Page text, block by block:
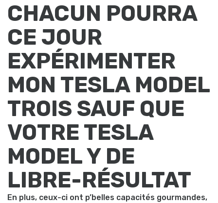
CHACUN POURRA
CE JOUR
EXPÉRIMENTER
MON TESLA MODEL
TROIS SAUF QUE
VOTRE TESLA
MODEL Y DE
LIBRE-RÉSULTAT
En plus, ceux-ci ont p’belles capacités gourmandes,